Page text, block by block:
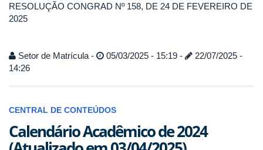
RESOLUÇÃO CONGRAD Nº 158, DE 24 DE FEVEREIRO DE
2025
Setor de Matrícula - 05/03/2025 - 15:19 -
22/07/2025 -
14:26
CENTRAL DE CONTEÚDOS
Calendário Acadêmico de 2024